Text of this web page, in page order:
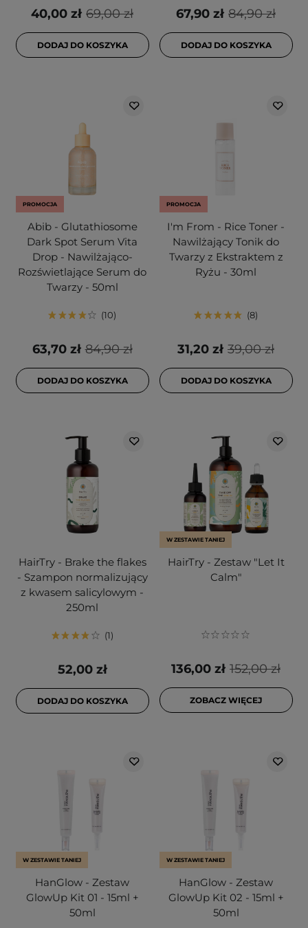
69,00 zł
40,00 zł
DODAJ DO KOSZYKA
84,90 zł
67,90 zł
DODAJ DO KOSZYKA
PROMOCJA
Abib - Glutathiosome
Dark Spot Serum Vita
Drop - Nawilżająco-
Rozświetlające Serum do
Twarzy - 50ml
10
84,90 zł
63,70 zł
DODAJ DO KOSZYKA
PROMOCJA
I'm From - Rice Toner -
Nawilżający Tonik do
Twarzy z Ekstraktem z
Ryżu - 30ml
8
39,00 zł
31,20 zł
DODAJ DO KOSZYKA
HairTry - Brake the flakes
- Szampon normalizujący
z kwasem salicylowym -
250ml
1
52,00 zł
DODAJ DO KOSZYKA
W ZESTAWIE TANIEJ
HairTry - Zestaw "Let It
Calm"
152,00 zł
136,00 zł
ZOBACZ WIĘCEJ
W ZESTAWIE TANIEJ
HanGlow - Zestaw
GlowUp Kit 01 - 15ml +
50ml
W ZESTAWIE TANIEJ
HanGlow - Zestaw
GlowUp Kit 02 - 15ml +
50ml